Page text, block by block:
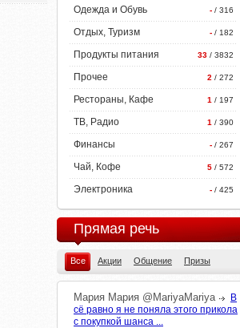
- / 316
Одежда и Обувь
- / 182
Отдых, Туризм
33 / 3832
Продукты питания
2 / 272
Прочее
1 / 197
Рестораны, Кафе
1 / 390
ТВ, Радио
- / 267
Финансы
5 / 572
Чай, Кофе
- / 425
Электроника
Прямая речь
Все Акции Общение Призы
Мария Мария @MariyaMariya
В
сё равно я не поняла этого прикола
с покупкой шанса ...